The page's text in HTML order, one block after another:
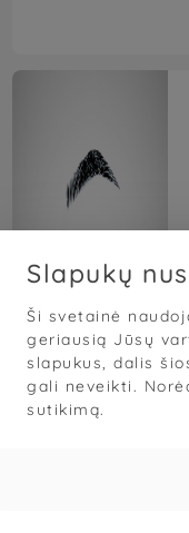
Slapukų
Ši svetainė
geriausią Jūsų
slapukus, dalis
gali neveikti.
sutikimą.